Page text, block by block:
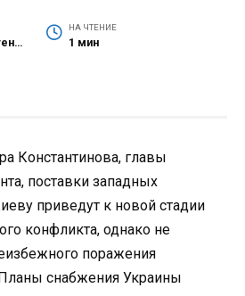
Информационное агентство СЗФО
НА ЧТЕНИЕ
1 мин
Константинова, главы
поставки западных
приведут к новой стадии
конфликта, однако не
поражения
снабжения Украины